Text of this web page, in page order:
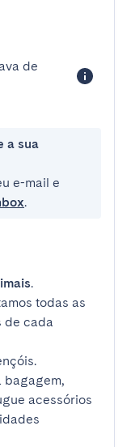
de
a sua
e-mail e
.
.
todas as
de cada
bagagem,
acessórios